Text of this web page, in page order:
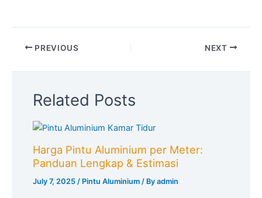
PREVIOUS NEXT
Related Posts
Harga Pintu Aluminium per Meter:
Panduan Lengkap & Estimasi
July 7, 2025/ Pintu Aluminium / Byadmin